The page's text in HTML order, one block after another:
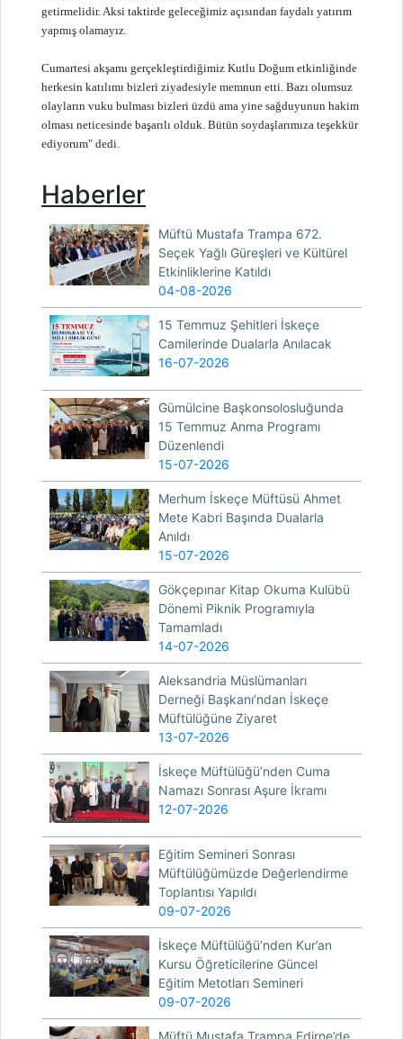
getirmelidir. Aksi taktirde geleceğimiz açısından faydalı yatırım
yapmış olamayız.
Cumartesi akşamı gerçekleştirdiğimiz Kutlu Doğum etkinliğinde
herkesin katılımı bizleri ziyadesiyle memnun etti. Bazı olumsuz
olayların vuku bulması bizleri üzdü ama yine sağduyunun hakim
olması neticesinde başarılı olduk. Bütün soydaşlarımıza teşekkür
ediyorum" dedi.
Haberler
Müftü Mustafa Trampa 672.
Seçek Yağlı Güreşleri ve Kültürel
Etkinliklerine Katıldı
04-08-2026
15 Temmuz Şehitleri İskeçe
Camilerinde Dualarla Anılacak
16-07-2026
Gümülcine Başkonsolosluğunda
15 Temmuz Anma Programı
Düzenlendi
15-07-2026
Merhum İskeçe Müftüsü Ahmet
Mete Kabri Başında Dualarla
Anıldı
15-07-2026
Gökçepınar Kitap Okuma Kulübü
Dönemi Piknik Programıyla
Tamamladı
14-07-2026
Aleksandria Müslümanları
Derneği Başkanı’ndan İskeçe
Müftülüğüne Ziyaret
13-07-2026
İskeçe Müftülüğü’nden Cuma
Namazı Sonrası Aşure İkramı
12-07-2026
Eğitim Semineri Sonrası
Müftülüğümüzde Değerlendirme
Toplantısı Yapıldı
09-07-2026
İskeçe Müftülüğü’nden Kur’an
Kursu Öğreticilerine Güncel
Eğitim Metotları Semineri
09-07-2026
Müftü Mustafa Trampa Edirne’de